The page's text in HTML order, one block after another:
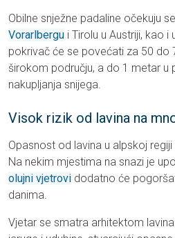
Obilne snježne padaline očekuju
Vorarlbergu i Tirolu u Austriji, kao i
pokrivač će se povećati za 50 do
širokom području, a do 1 metar u
nakupljanja snijega.
Visok rizik od lavina na
Opasnost od lavina u alpskoj
Na nekim mjestima na snazi ​​je
olujni vjetrovi dodatno će
danima.
Vjetar se smatra arhitektom